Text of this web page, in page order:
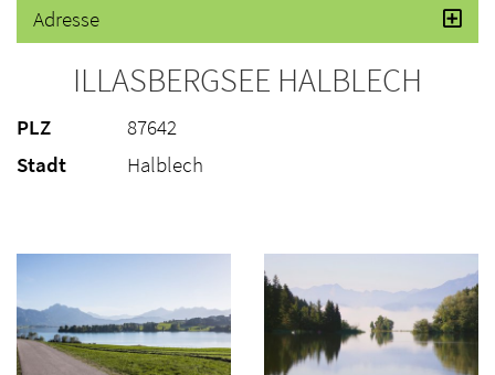
Adresse
ILLASBERGSEE HALBLECH
PLZ
87642
Stadt
Halblech